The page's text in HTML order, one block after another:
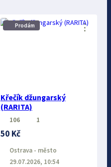
Prodám
Křečík džungarský
(RARITA)
⋮
106 1
50 Kč
Ostrava - město
29.07.2026, 10:54